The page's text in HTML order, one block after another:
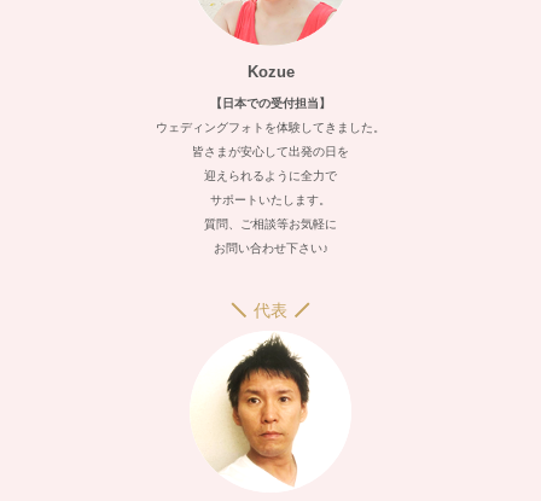
Kozue
【日本での受付担当】
ウェディングフォトを体験してきました。
皆さまが安心して出発の日を
迎えられるように全力で
サポートいたします。
質問、ご相談等お気軽に
お問い合わせ下さい♪
代表